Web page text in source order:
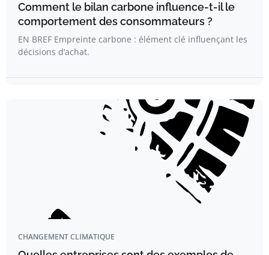
Comment le bilan carbone influence-t-il le
comportement des consommateurs ?
EN BREF Empreinte carbone : élément clé influençant les
décisions d’achat.
CHANGEMENT CLIMATIQUE